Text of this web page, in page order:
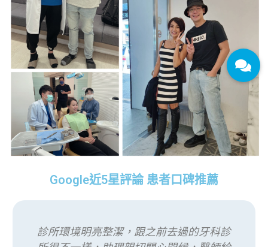
Google近5星評論 患者口碑推薦
診所環境明亮整潔，跟之前去過的牙科診